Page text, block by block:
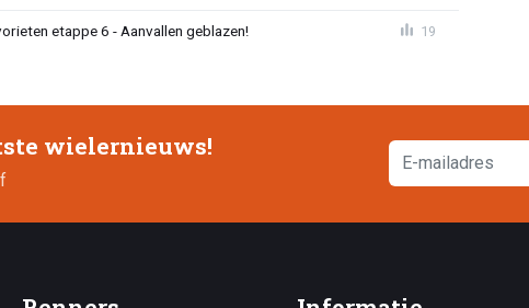
etappe 6 - Aanvallen geblazen! 19
wielernieuws!